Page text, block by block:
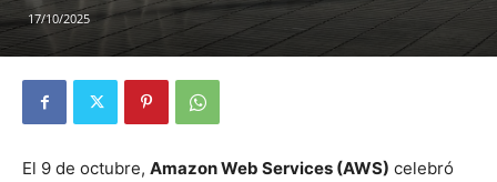
17/10/2025
El 9 de octubre, Amazon Web Services (AWS) celebró